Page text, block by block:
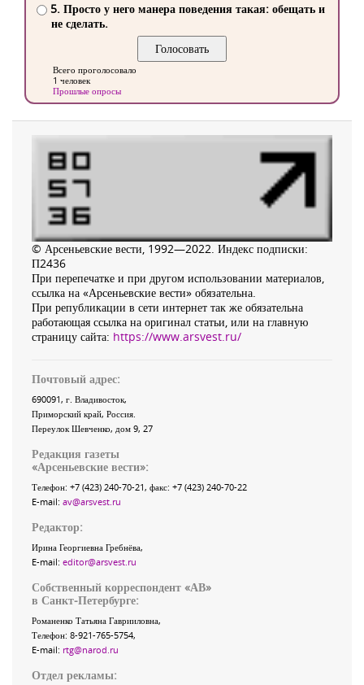
5. Просто у него манера поведения такая: обещать и
не сделать.
Всего проголосовало
1 человек
Прошлые опросы
© Арсеньевские вести, 1992—2022. Индекс подписки:
П2436
При перепечатке и при другом использовании материалов,
ссылка на «Арсеньевские вести» обязательна.
При републикации в сети интернет так же обязательна
работающая ссылка на оригинал статьи, или на главную
страницу сайта: https://www.arsvest.ru/
Почтовый адрес:
690091, г. Владивосток,
Приморский край, Россия
Переулок Шевченко, дом 9, 27
Редакция газеты
«Арсеньевские вести»:
Телефон: +7 (423) 240-70-21, факс: +7 (423) 240-70-22
E-mail: av@arsvest.ru
Редактор:
Ирина Георгиевна Гребнёва,
E-mail: editor@arsvest.ru
Собственный корреспондент «АВ»
в Санкт-Петербурге:
Романенко Татьяна Гаврииловна,
Телефон: 8-921-765-5754,
E-mail: rtg@narod.ru
Отдел рекламы: